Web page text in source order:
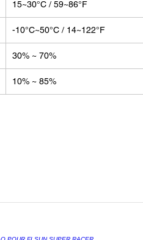
15~30°C / 59~86°F
-10°C~50°C / 14~122°F
30% ~ 70%
10% ~ 85%